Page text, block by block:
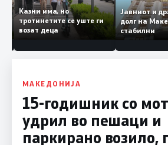
Казни има, но
тротинетите се уште ги
возат деца
Јавниот и
долг на
стабилни
МАКЕДОНИЈА
15-годишник со
удрил во пешаци и
паркирано возило,